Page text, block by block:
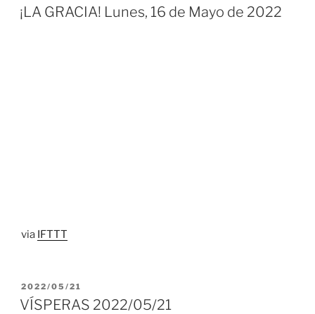
EL
¡LA GRACIA! Lunes, 16 de Mayo de 2022
via IFTTT
PUBLICADO
EL
2022/05/21
VÍSPERAS 2022/05/21